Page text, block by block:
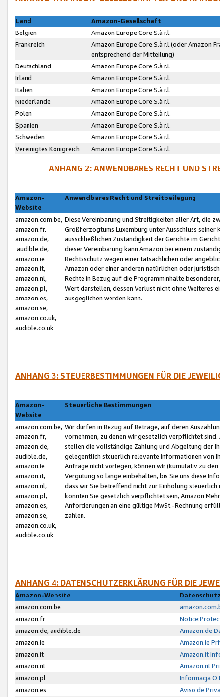
Land
Amazon-Gesellschaft
Belgien
Amazon Europe Core S.à r.l.
Frankreich
Amazon Europe Core S.à r.l.(oder Amazon
entsprechend der Mitteilung)
Deutschland
Amazon Europe Core S.à r.l.
Irland
Amazon Europe Core S.à r.l.
Italien
Amazon Europe Core S.à r.l.
Niederlande
Amazon Europe Core S.à r.l.
Polen
Amazon Europe Core S.à r.l.
Spanien
Amazon Europe Core S.à r.l.
Schweden
Amazon Europe Core S.à r.l.
Vereinigtes Königreich
Amazon Europe Core S.à r.l.
ANHANG 2: ANWENDBARES RECHT UND
Amazon-
Website
Anwendbares Recht und Streitbeilegung
amazon.com.be,
amazon.fr,
amazon.de,
audible.de,
amazon.ie
amazon.it,
amazon.nl,
amazon.pl,
amazon.es,
amazon.se,
amazon.co.uk,
audible.co.uk
Diese Vereinbarung und Streitigkeiten aller Art, die
Großherzogtums Luxemburg unter Ausschluss
ausschließlichen Zuständigkeit der Gerichte im
dieser Vereinbarung kann Amazon bei einem
Rechtsschutz wegen einer tatsächlichen oder
Amazon oder einer anderen natürlichen oder
Rechte in Bezug auf die Programminhalte
Wert darstellen, dessen Verlust nicht ohne Weiteres
ausgeglichen werden kann.
ANHANG 3: STEUERBESTIMMUNGEN FÜR DIE
Amazon-
Website
Steuerliche Bestimmungen
amazon.com.be,
amazon.fr,
amazon.de,
audible.de,
amazon.ie
amazon.it,
amazon.nl,
amazon.pl,
amazon.es,
amazon.se,
amazon.co.uk,
audible.co.uk
Wir dürfen in Bezug auf Beträge, auf deren
vornehmen, zu denen wir gesetzlich verpflichtet
stellen die vollständige Zahlung und Abgeltung der
gelegentlich steuerlich relevante Informationen von
Anfrage nicht vorlegen, können wir (kumulativ zu
Vergütung so lange einbehalten, bis Sie uns diese
dass wir Sie betreffend nicht zur Einholung
könnten Sie gesetzlich verpflichtet sein, Amazon
Anforderungen an eine gültige MwSt.-Rechnung
zahlen.
ANHANG 4: DATENSCHUTZERKLÄRUNG FÜR DIE
Amazon-Website
amazon.com.be
amazon.fr
amazon.de, audible.de
Amazon.de
amazon.ie
Amazon.ie
amazon.it
Amazon.it
amazon.nl
Amazon.nl
amazon.pl
Informacja O
amazon.es
Aviso de